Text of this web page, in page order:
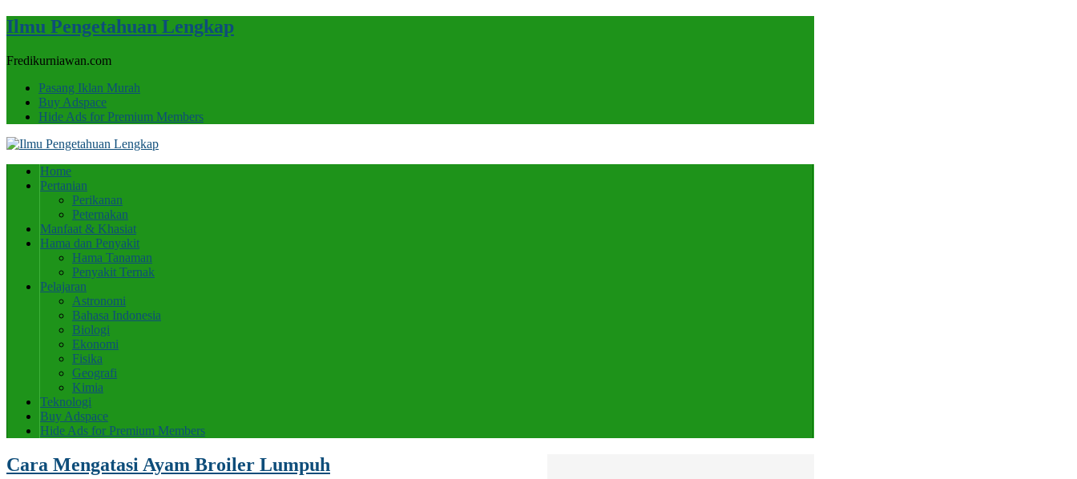
Ilmu Pengetahuan Lengkap
Fredikurniawan.com
Pasang Iklan Murah
Buy Adspace
Hide Ads for Premium Members
Home
Pertanian
Perikanan
Peternakan
Manfaat & Khasiat
Hama dan Penyakit
Hama Tanaman
Penyakit Ternak
Pelajaran
Astronomi
Bahasa Indonesia
Biologi
Ekonomi
Fisika
Geografi
Kimia
Teknologi
Buy Adspace
Hide Ads for Premium Members
Cara Mengatasi Ayam Broiler Lumpuh